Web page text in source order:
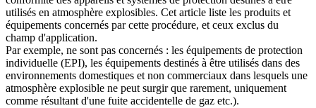
utilisés en atmosphère explosibles. Cet article liste les produits et
équipements concernés par cette procédure, et ceux exclus du
champ d'application.
Par exemple, ne sont pas concernés : les équipements de protection
individuelle (EPI), les équipements destinés à être utilisés dans des
environnements domestiques et non commerciaux dans lesquels une
atmosphère explosible ne peut surgir que rarement, uniquement
comme résultant d'une fuite accidentelle de gaz etc.).